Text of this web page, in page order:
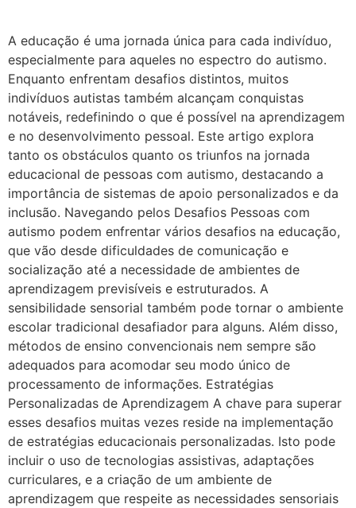
A educação é uma jornada única para cada indivíduo,
especialmente para aqueles no espectro do autismo.
Enquanto enfrentam desafios distintos, muitos
indivíduos autistas também alcançam conquistas
notáveis, redefinindo o que é possível na aprendizagem
e no desenvolvimento pessoal. Este artigo explora
tanto os obstáculos quanto os triunfos na jornada
educacional de pessoas com autismo, destacando a
importância de sistemas de apoio personalizados e da
inclusão. Navegando pelos Desafios Pessoas com
autismo podem enfrentar vários desafios na educação,
que vão desde dificuldades de comunicação e
socialização até a necessidade de ambientes de
aprendizagem previsíveis e estruturados. A
sensibilidade sensorial também pode tornar o ambiente
escolar tradicional desafiador para alguns. Além disso,
métodos de ensino convencionais nem sempre são
adequados para acomodar seu modo único de
processamento de informações. Estratégias
Personalizadas de Aprendizagem A chave para superar
esses desafios muitas vezes reside na implementação
de estratégias educacionais personalizadas. Isto pode
incluir o uso de tecnologias assistivas, adaptações
curriculares, e a criação de um ambiente de
aprendizagem que respeite as necessidades sensoriais